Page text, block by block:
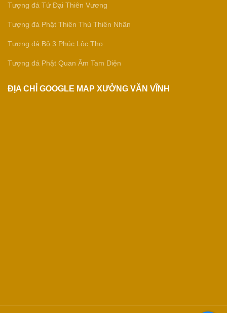
Tượng đá Tứ Đại Thiên Vương
Tượng đá Phật Thiên Thủ Thiên Nhãn
Tượng đá Bộ 3 Phúc Lộc Thọ
Tượng đá Phật Quan Âm Tam Diện
ĐỊA CHỈ GOOGLE MAP XƯỞNG VĂN VĨNH